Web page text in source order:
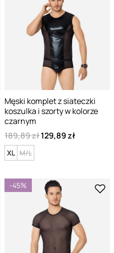
Męski komplet z siateczki
koszulka i szorty w kolorze
czarnym
189,89 zł129,89 zł
XL M/L
-45%